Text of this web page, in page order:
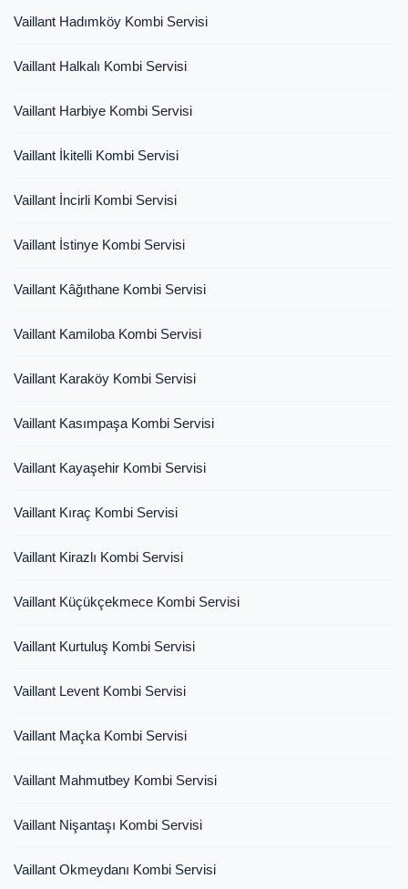
Vaillant Hadımköy Kombi Servisi
Vaillant Halkalı Kombi Servisi
Vaillant Harbiye Kombi Servisi
Vaillant İkitelli Kombi Servisi
Vaillant İncirli Kombi Servisi
Vaillant İstinye Kombi Servisi
Vaillant Kâğıthane Kombi Servisi
Vaillant Kamiloba Kombi Servisi
Vaillant Karaköy Kombi Servisi
Vaillant Kasımpaşa Kombi Servisi
Vaillant Kayaşehir Kombi Servisi
Vaillant Kıraç Kombi Servisi
Vaillant Kirazlı Kombi Servisi
Vaillant Küçükçekmece Kombi Servisi
Vaillant Kurtuluş Kombi Servisi
Vaillant Levent Kombi Servisi
Vaillant Maçka Kombi Servisi
Vaillant Mahmutbey Kombi Servisi
Vaillant Nişantaşı Kombi Servisi
Vaillant Okmeydanı Kombi Servisi